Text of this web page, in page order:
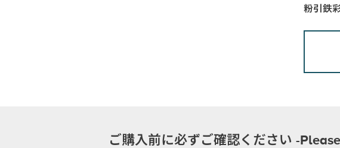
粉引鉄
ご購入前に必ずご確認ください -